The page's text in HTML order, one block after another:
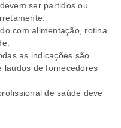
ser partidos ou
com alimentação, rotina
as indicações são
laudos de fornecedores
de saúde deve